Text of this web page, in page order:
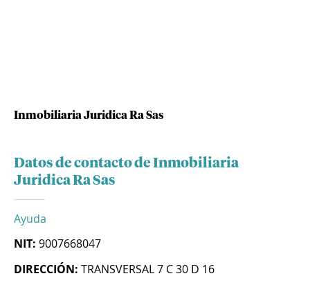
Inmobiliaria Juridica Ra Sas
Datos de contacto de Inmobiliaria
Juridica Ra Sas
Ayuda
NIT: 9007668047
DIRECCIÓN: TRANSVERSAL 7 C 30 D 16